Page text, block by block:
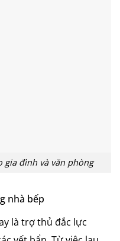
gia đình và văn phòng
nhà bếp
là trợ thủ đắc lực